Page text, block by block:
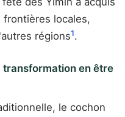
frontières locales,
régions1.
transformation en être
le cochon